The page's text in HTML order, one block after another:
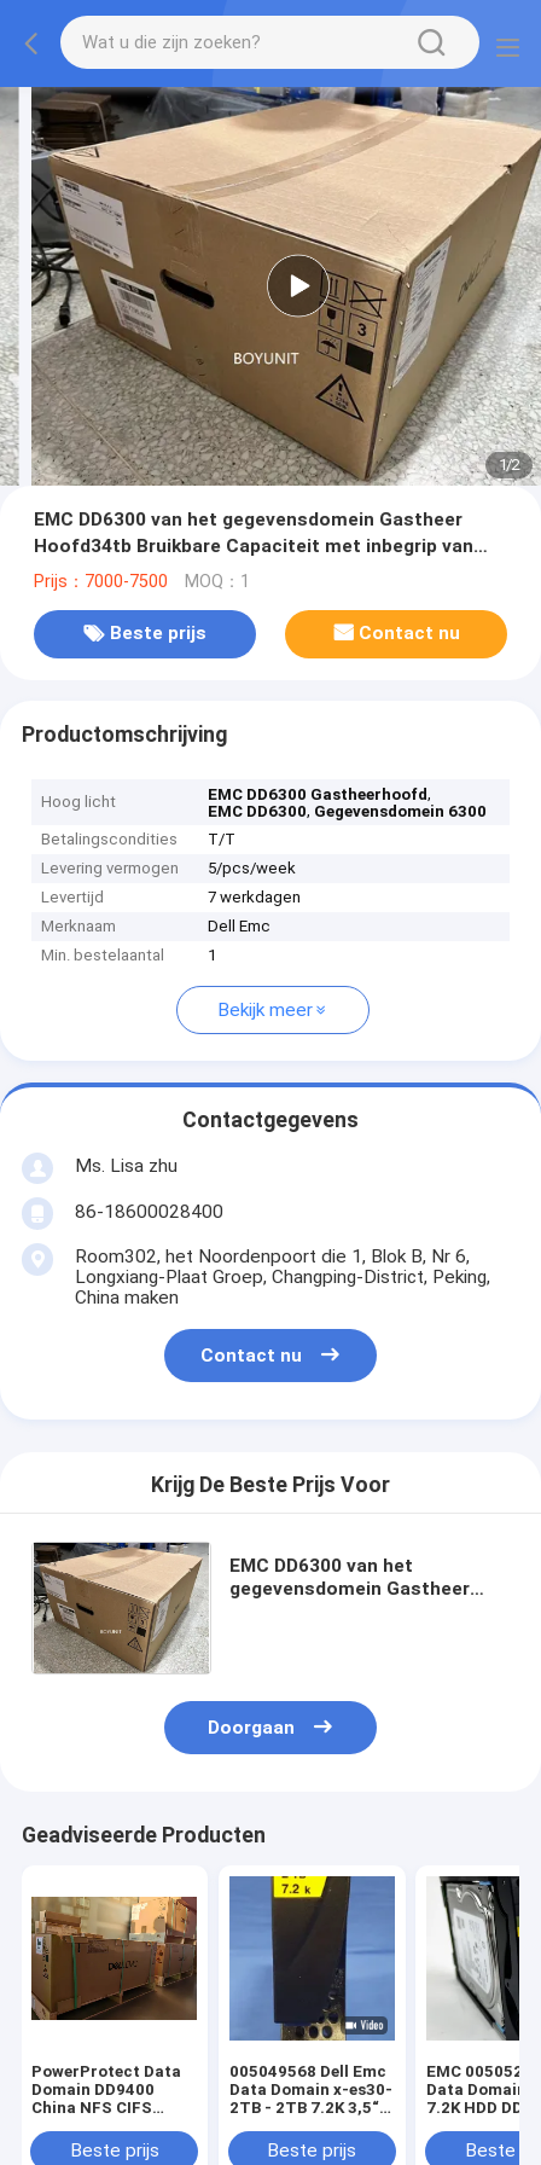
1/2
EMC DD6300 van het gegevensdomein Gastheer
Hoofd34tb Bruikbare Capaciteit met inbegrip van
VTL-Vergunning
Prijs：7000-7500 MOQ：1
Beste prijs Contact nu
Productomschrijving
Hoog licht EMC DD6300 Gastheerhoofd,
EMC DD6300, Gegevensdomein 6300
Betalingscondities
T/T
Levering vermogen
5/pcs/week
Levertijd
7 werkdagen
Merknaam
Dell Emc
Min. bestelaantal
1
Bekijk meer
Contactgegevens
Ms. Lisa zhu
86-18600028400
Room302, het Noordenpoort die 1, Blok B, Nr 6,
Longxiang-Plaat Groep, Changping-District, Peking,
China maken
Contact nu
Krijg De Beste Prijs Voor
EMC DD6300 van het
gegevensdomein Gastheer
Doorgaan
Geadviseerde Producten
PowerProtect Data
Domain DD9400
China NFS CIFS
105*8T opslag EMC
Beste prijs
005049568 Dell Emc
Data Domain x-es30-
2TB - 2TB 7.2K 3,5“
Beste prijs
EMC
Data Domain
7.2K HDD
Beste